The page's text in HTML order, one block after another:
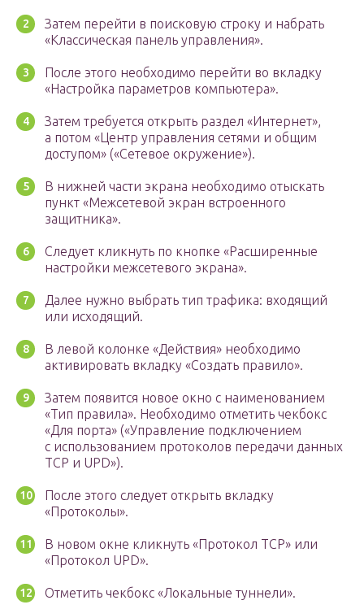
Затем перейти в поисковую строку и набрать
«Классическая панель управления».
После этого необходимо перейти во вкладку
«Настройка параметров компьютера».
Затем требуется открыть раздел «Интернет»,
а потом «Центр управления сетями и общим
доступом» («Сетевое окружение»).
В нижней части экрана необходимо отыскать
пункт «Межсетевой экран встроенного
защитника».
Следует кликнуть по кнопке «Расширенные
настройки межсетевого экрана».
Далее нужно выбрать тип трафика: входящий
или исходящий.
В левой колонке «Действия» необходимо
активировать вкладку «Создать правило».
Затем появится новое окно с наименованием
«Тип правила». Необходимо отметить чекбокс
«Для порта» («Управление подключением
с использованием протоколов передачи данных
TCP и UPD»).
После этого следует открыть вкладку
«Протоколы».
В новом окне кликнуть «Протокол TCP» или
«Протокол UPD».
Отметить чекбокс «Локальные туннели».